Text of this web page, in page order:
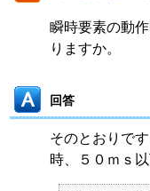
瞬時要素の動
りますか。
回答
そのとおりで
時、５０ｍｓ